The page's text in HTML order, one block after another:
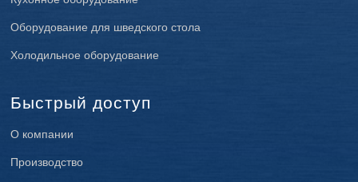
Оборудование для шведского стола
Холодильное оборудование
Быстрый доступ
О компании
Производство